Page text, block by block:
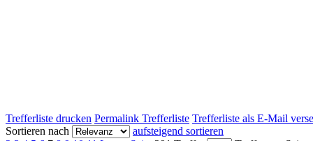
Trefferliste drucken Permalink Trefferliste Trefferliste als E-Mail
Sortieren nach
aufsteigend sortieren